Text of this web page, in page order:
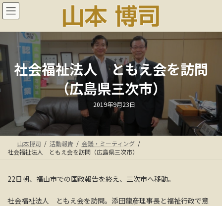
コ
ン
ン
ツ
へ
ス
キ
ッ
プ
ナ
ビ
ー
シ
ョ
ン
に
移
動
社会福祉法人 ともえ会を訪問
（広島県三次市）
最
時
:
2019年9月23日
山本博司 活動報告
会議・ミーティング
社会福祉法人 ともえ会を訪問（広島県三次市）
22日朝、福山市での国政報告を終え、三次市へ移動。
社会福祉法人 ともえ会を訪問。添田龍彦理事長と福祉行政で意